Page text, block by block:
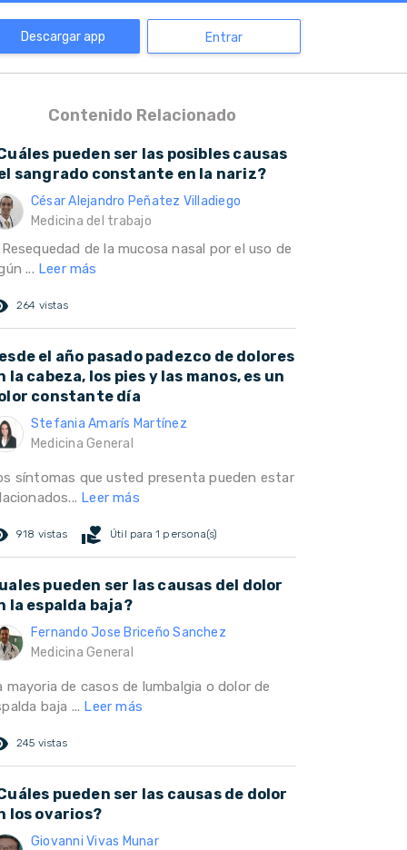
Descargar app Entrar
Contenido Relacionado
pueden ser las posibles causas
sangrado constante en la nariz?
César Alejandro Peñatez Villadiego
Medicina del trabajo
Resequedad de la mucosa nasal por el uso de
... Leer más
264 vistas
el año pasado padezco de dolores
la cabeza, los pies y las manos, es un
constante día
Stefania Amarís Martínez
Medicina General
síntomas que usted presenta pueden estar
Leer más
918 vistas volunteer_activism Útil para 1 persona(s)
pueden ser las causas del dolor
la espalda baja?
Fernando Jose Briceño Sanchez
Medicina General
mayoria de casos de lumbalgia o dolor de
baja ... Leer más
245 vistas
pueden ser las causas de dolor
los ovarios?
Giovanni Vivas Munar